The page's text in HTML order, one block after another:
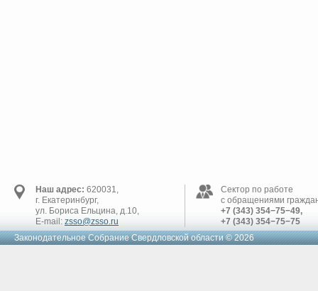
Наш адрес: 620031,
г. Екатеринбург,
ул. Бориса Ельцина, д.10,
E-mail: zsso@zsso.ru
Сектор по работе
с обращениями
+7 (343) 354−75−49,
+7 (343) 354−75−75
Законодательное Cобрание Свердловской области © 2026